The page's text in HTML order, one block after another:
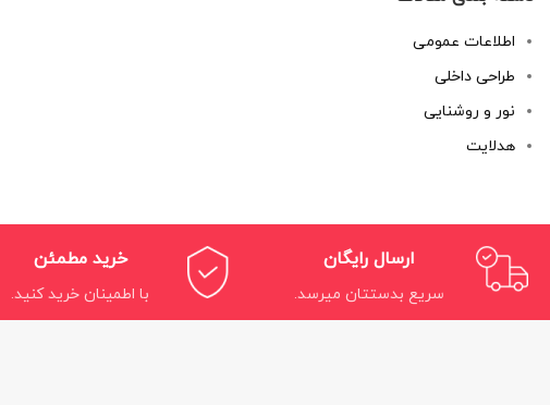
اطلاعات عمومی
طراحی داخلی
نور و روشنایی
هدلایت
ارسال رایگان
سریع بدستتان میرسد.
خرید مطمئن
با اطمینان خرید کنید.